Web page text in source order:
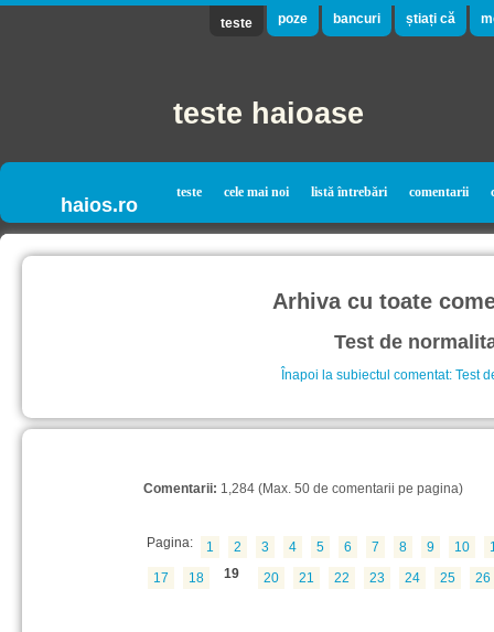
teste poze bancuri știați că
teste haioase
haios.ro
teste cele mai noi listă întrebări comentarii
Arhiva cu toate
Test de
Înapoi la subiectul comentat: Test
Comentarii: 1,284 (Max. 50 de comentarii pe pagina)
Pagina: 1 2 3 4 5 6 7 8 9 10
17
18 19 20 21 22 23 24 25 26